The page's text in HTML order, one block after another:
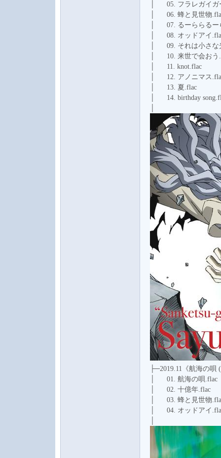
│ 05. フラレガイガ
│ 06. 蜂と見世物
│ 07. るーららるー
│ 08. オッドアイ
│ 09. それは小さな
│ 10. 来世で会おう
│ 11. knot.flac
│ 12. アノニマス
│ 13. 夏.flac
│ 14. birthday
├─2019.11《航海の唄
│ 01. 航海の唄.flac
│ 02. 十億年.flac
│ 03. 蜂と見世物
│ 04. オッドアイ